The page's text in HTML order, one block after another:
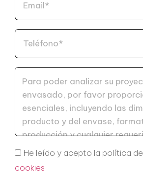
He leído y acepto la política de
cookies